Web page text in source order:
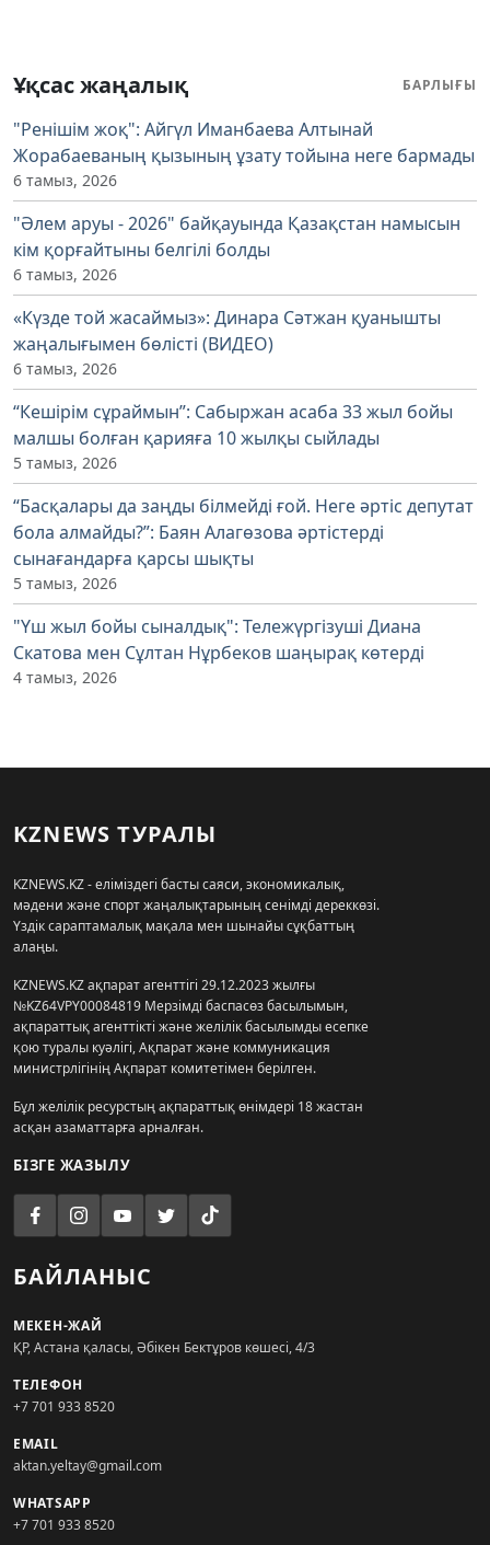
Ұқсас жаңалық БАРЛЫҒЫ
"Ренішім жоқ": Айгүл Иманбаева Алтынай
Жорабаеваның қызының ұзату тойына неге бармады
6 тамыз, 2026
"Әлем аруы - 2026" байқауында Қазақстан намысын
кім қорғайтыны белгілі болды
6 тамыз, 2026
«Күзде той жасаймыз»: Динара Сәтжан қуанышты
жаңалығымен бөлісті (ВИДЕО)
6 тамыз, 2026
“Кешірім сұраймын”: Сабыржан асаба 33 жыл бойы
малшы болған қарияға 10 жылқы сыйлады
5 тамыз, 2026
“Басқалары да заңды білмейді ғой. Неге әртіс депутат
бола алмайды?”: Баян Алагөзова әртістерді
сынағандарға қарсы шықты
5 тамыз, 2026
"Үш жыл бойы сыналдық": Тележүргізуші Диана
Скатова мен Сұлтан Нұрбеков шаңырақ көтерді
4 тамыз, 2026
KZNEWS ТУРАЛЫ
KZNEWS.KZ - еліміздегі басты саяси, экономикалық,
мәдени және спорт жаңалықтарының сенімді дереккөзі.
Үздік сараптамалық мақала мен шынайы сұқбаттың
алаңы.
KZNEWS.KZ ақпарат агенттігі 29.12.2023 жылғы
№KZ64VPY00084819 Мерзімді баспасөз басылымын,
ақпараттық агенттікті және желілік басылымды есепке
қою туралы куәлігі, Ақпарат және коммуникация
министрлігінің Ақпарат комитетімен берілген.
Бұл желілік ресурстың ақпараттық өнімдері 18 жастан
асқан азаматтарға арналған.
БІЗГЕ ЖАЗЫЛУ
БАЙЛАНЫС
МЕКЕН-ЖАЙ
ҚР, Астана қаласы, Әбікен Бектұров көшесі, 4/3
ТЕЛЕФОН
+7 701 933 8520
EMAIL
aktan.yeltay@gmail.com
WHATSAPP
+7 701 933 8520